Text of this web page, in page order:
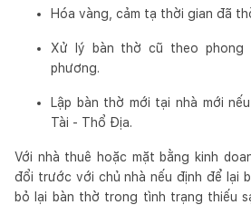
Hóa vàng, cảm tạ thời gian đã
Xử lý bàn thờ cũ theo phong
phương.
Lập bàn thờ mới tại nhà mới
Tài - Thổ Địa.
Với nhà thuê hoặc mặt bằng kinh
đổi trước với chủ nhà nếu định để lại
bỏ lại bàn thờ trong tình trạng thiếu